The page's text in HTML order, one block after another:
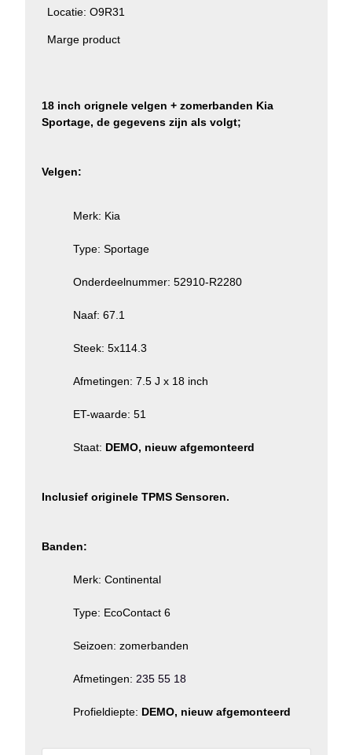
Locatie: O9R31
Marge product
18 inch orignele velgen + zomerbanden Kia
Sportage, de gegevens zijn als volgt;
Velgen:
Merk: Kia
Type: Sportage
Onderdeelnummer: 52910-R2280
Naaf: 67.1
Steek: 5x114.3
Afmetingen: 7.5 J x 18 inch
ET-waarde: 51
Staat: DEMO, nieuw afgemonteerd
Inclusief originele TPMS Sensoren.
Banden:
Merk: Continental
Type: EcoContact 6
Seizoen: zomerbanden
Afmetingen: 235 55 18
Profieldiepte: DEMO, nieuw afgemonteerd